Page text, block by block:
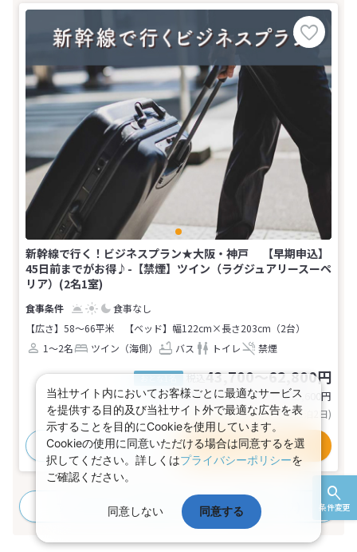
条件変更
新幹線で行く！ビジネスプラン★大阪・神戸 【早期申込】
45日前までがお得♪-【禁煙】ツイン（ラグジュアリースーペ
リア）(2名1室)
食事なし
【広さ】58～66平米
【ベッド】幅122cm×長さ203cm（2台）
1～2名
ツイン（海側） バス トイレ 禁煙
おとな1名 税込43,700～62,800円
基本代金合計87,400〜125,600 円
(おとな2名 こども0名・1部屋/1泊2日)
おすすめポイント プランの詳細
すべてのプランを見る (69プラン、35部屋タイプ)
当社サイト内においてお客様ごとに最適なサービス
を提供する目的及び当社サイト外で最適な広告を表
示することを目的にCookieを使用しています。
Cookieの使用に同意いただける場合は同意するを選
択してください。詳しくはプライバシーポリシーを
ご確認ください。
同意しない 同意する